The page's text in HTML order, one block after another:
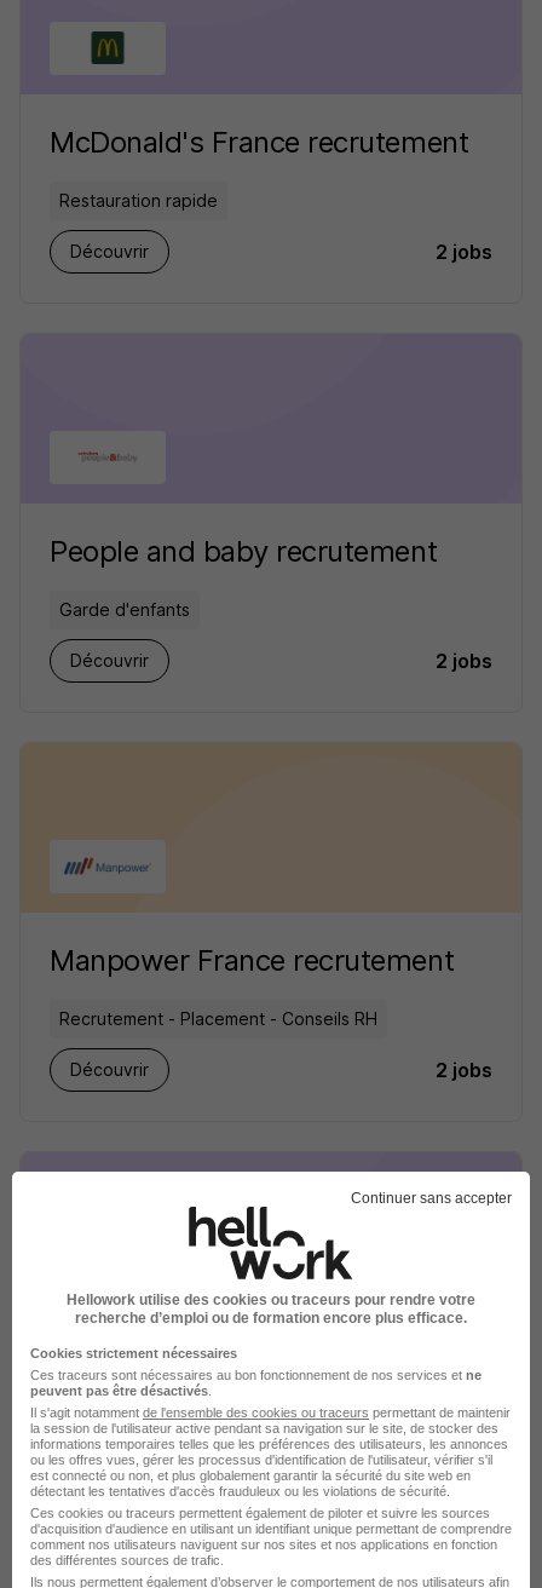
McDonald's France recrutement
Restauration rapide
Découvrir 2 jobs
People and baby recrutement
Garde d'enfants
Découvrir 2 jobs
Manpower France recrutement
Recrutement - Placement - Conseils RH
Découvrir 2 jobs
Oeuvre de secours aux enfants
recrutement
Découvrir 2 jobs
Continuer sans accepter
Hellowork utilise des cookies ou traceurs pour rendre votre
recherche d’emploi ou de formation encore plus efficace.
Cookies strictement nécessaires
Ces traceurs sont nécessaires au bon fonctionnement de nos services et ne
peuvent pas être désactivés
Il s'agit notamment de l'ensemble des cookies ou traceurs permettant de maintenir
la session de l'utilisateur active pendant sa navigation sur le site, de stocker des
informations temporaires telles que les préférences des utilisateurs, les annonces
ou les offres vues, gérer les processus d'identification de l'utilisateur, vérifier s'il
est connecté ou non, et plus globalement garantir la sécurité du site web en
détectant les tentatives d'accès frauduleux ou les violations de sécurité.
Ces cookies ou traceurs permettent également de piloter et suivre les sources
d'acquisition d'audience en utilisant un identifiant unique permettant de comprendre
comment nos utilisateurs naviguent sur nos sites et nos applications en fonction
des différentes sources de trafic.
Ils nous permettent également d’observer le comportement de nos utilisateurs afin